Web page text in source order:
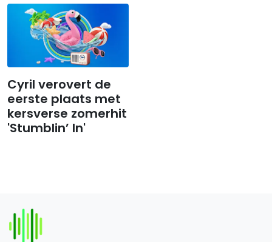
Cyril verovert de
eerste plaats met
kersverse zomerhit
'Stumblin’ In'